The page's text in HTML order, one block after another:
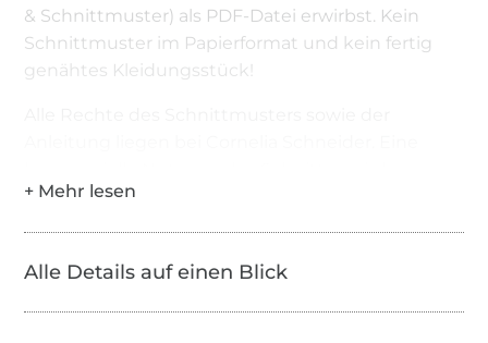
& Schnittmuster) als PDF-Datei erwirbst. Kein
Schnittmuster im Papierformat und kein fertig
genähtes Kleidungsstück!
untersagt. Eine gewerbliche Nutzung ist mit
Alle Details auf einen Blick